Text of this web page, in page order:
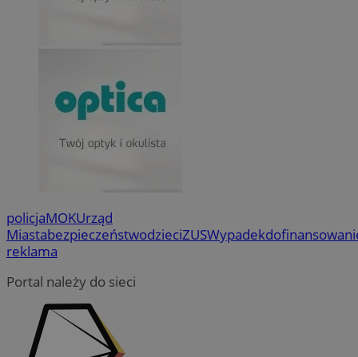
policjaMOKUrząd
MiastabezpieczeństwodzieciZUSWypadek
reklama
Portal należy do sieci